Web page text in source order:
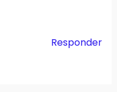
Responder